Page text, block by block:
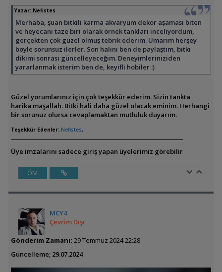
Yazar: Nefistes
Merhaba, şuan bitkili karma akvaryum dekor aşaması biten
ve heyecanı taze biri olarak örnek tankları inceliyordum,
gerçekten çok güzel olmuş tebrik ederim. Umarım herşey
böyle sorunsuz ilerler. Son halini ben de paylaştım, bitki
dikimi sonrası güncelleyeceğim. Deneyimleriniziden
yararlanmak isterim ben de, keyifli hobiler :)
Güzel yorumlarınız için çok teşekkür ederim. Sizin tankta
harika maşallah. Bitki hali daha güzel olacak eminim. Herhangi
bir sorunuz olursa cevaplamaktan mutluluk duyarım.
Teşekkür Edenler: Nefistes,
Üye imzalarını sadece giriş yapan üyelerimiz görebilir
ÖM
MCY4
Çevrim Dışı
Gönderim Zamanı: 29 Temmuz 2024 22:28
Güncelleme; 29.07.2024